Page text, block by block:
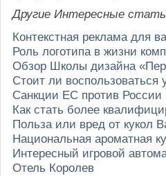
Другие Интересные
Контекстная реклама для
Роль логотипа в жизни
Обзор Школы дизайна
Стоит ли воспользоваться
Санкции ЕС против России
Как стать более
Польза или вред от кукол
Национальная ароматная
Интересный игровой
Отель Королев